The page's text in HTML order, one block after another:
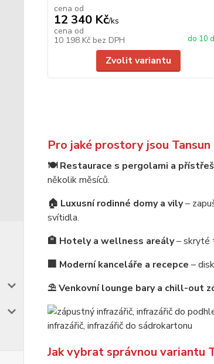
cena od
12 340 Kč/ks
cena od
10 198 Kč bez DPH do 10
Zvolit variantu
Pro jaké prostory jsou
🍽️ Restaurace s pergolami a
několik měsíců.
🏠 Luxusní rodinné domy a vily–
svítidla.
🏨 Hotely a wellness areály– skryté
🏢 Moderní kanceláře a recepce –
⛱️ Venkovní lounge bary a chill-out
Jak vybrat správnou variantu